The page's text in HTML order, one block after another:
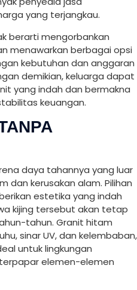
yang terjangkau.
berarti mengorbankan
menawarkan berbagai opsi
kebutuhan dan anggaran
demikian, keluarga dapat
yang indah dan bermakna
keuangan.
daya tahannya yang luar
dan kerusakan alam. Pilihan
estetika yang indah
kijing tersebut akan tetap
tahun. Granit hitam
sinar UV, dan kelembaban,
untuk lingkungan
elemen-elemen